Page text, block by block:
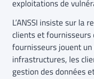
exploitations de
L’ANSSI insiste sur la
clients et fournisseurs
fournisseurs jouent
infrastructures, les
gestion des données